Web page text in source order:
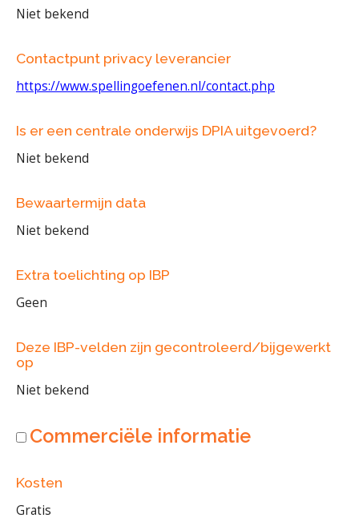
Niet bekend
Contactpunt privacy leverancier
https://www.spellingoefenen.nl/contact.php
Is er een centrale onderwijs DPIA uitgevoerd?
Niet bekend
Bewaartermijn data
Niet bekend
Extra toelichting op IBP
Geen
Deze IBP-velden zijn gecontroleerd/bijgewerkt
op
Niet bekend
Commerciële informatie
Kosten
Gratis